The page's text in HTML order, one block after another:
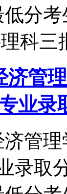
分
科三
管
业录
管
录取